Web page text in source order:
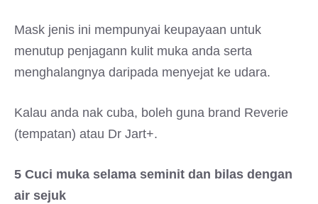
Mask jenis ini mempunyai keupayaan untuk
menutup penjagann kulit muka anda serta
menghalangnya daripada menyejat ke udara.
Kalau anda nak cuba, boleh guna brand Reverie
(tempatan) atau Dr Jart+.
5 Cuci muka selama seminit dan bilas dengan
air sejuk